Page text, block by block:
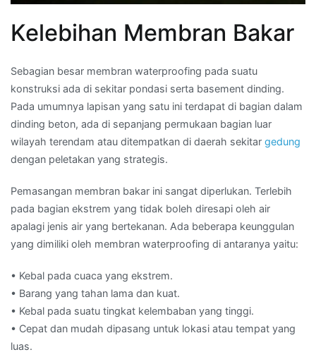
Kelebihan Membran Bakar
Sebagian besar membran waterproofing pada suatu
konstruksi ada di sekitar pondasi serta basement dinding.
Pada umumnya lapisan yang satu ini terdapat di bagian dalam
dinding beton, ada di sepanjang permukaan bagian luar
wilayah terendam atau ditempatkan di daerah sekitar gedung
dengan peletakan yang strategis.
Pemasangan membran bakar ini sangat diperlukan. Terlebih
pada bagian ekstrem yang tidak boleh diresapi oleh air
apalagi jenis air yang bertekanan. Ada beberapa keunggulan
yang dimiliki oleh membran waterproofing di antaranya yaitu:
• Kebal pada cuaca yang ekstrem.
• Barang yang tahan lama dan kuat.
• Kebal pada suatu tingkat kelembaban yang tinggi.
• Cepat dan mudah dipasang untuk lokasi atau tempat yang
luas.